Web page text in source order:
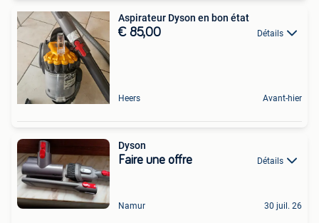
Aspirateur Dyson en bon état
€ 85,00 Détails
Heers Avant-hier
Dyson
Faire une offre Détails
Namur 30 juil. 26